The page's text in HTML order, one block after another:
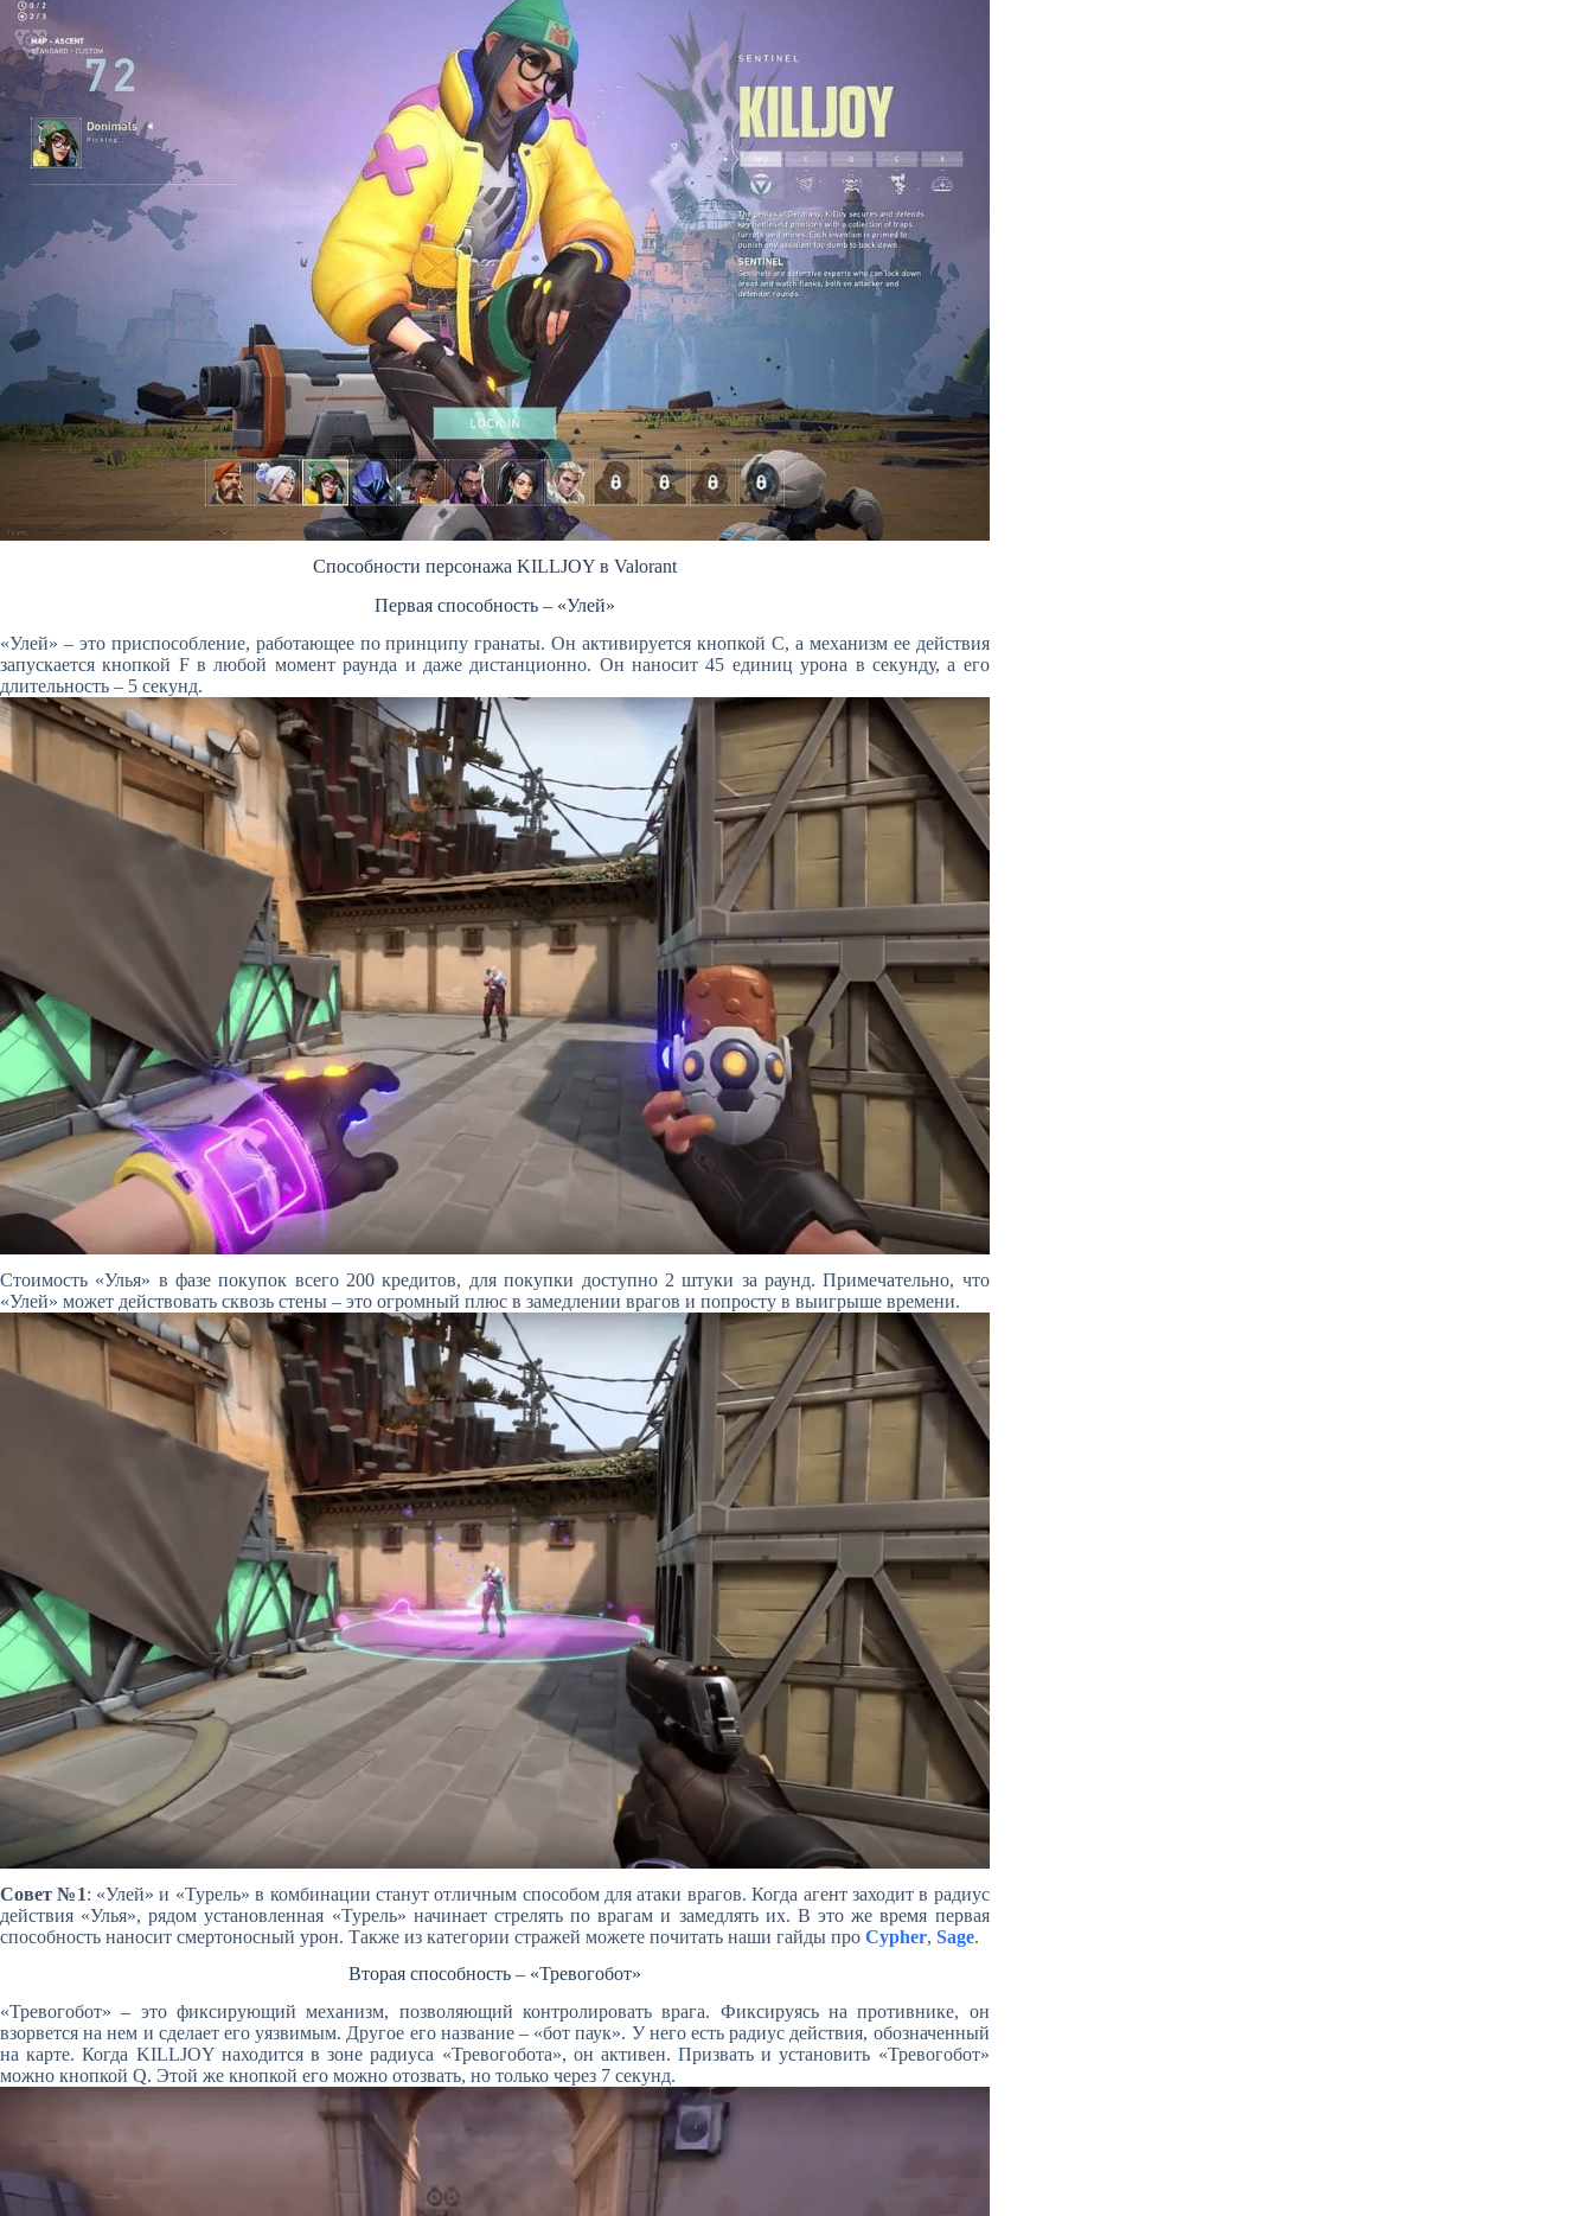
Способности персонажа KILLJOY в Valorant
Первая способность – «Улей»
«Улей» – это приспособление, работающее по принципу гранаты. Он активируется кнопкой С, а механизм ее действия
запускается кнопкой F в любой момент раунда и даже дистанционно. Он наносит 45 единиц урона в секунду, а его
длительность – 5 секунд.
Стоимость «Улья» в фазе покупок всего 200 кредитов, для покупки доступно 2 штуки за раунд. Примечательно, что
«Улей» может действовать сквозь стены – это огромный плюс в замедлении врагов и попросту в выигрыше времени.
Совет №1: «Улей» и «Турель» в комбинации станут отличным способом для атаки врагов. Когда агент заходит в радиус
действия «Улья», рядом установленная «Турель» начинает стрелять по врагам и замедлять их. В это же время первая
способность наносит смертоносный урон. Также из категории стражей можете почитать наши гайды про Cypher, Sage.
Вторая способность – «Тревогобот»
«Тревогобот» – это фиксирующий механизм, позволяющий контролировать врага. Фиксируясь на противнике, он
взорвется на нем и сделает его уязвимым. Другое его название – «бот паук». У него есть радиус действия, обозначенный
на карте. Когда KILLJOY находится в зоне радиуса «Тревогобота», он активен. Призвать и установить «Тревогобот»
можно кнопкой Q. Этой же кнопкой его можно отозвать, но только через 7 секунд.